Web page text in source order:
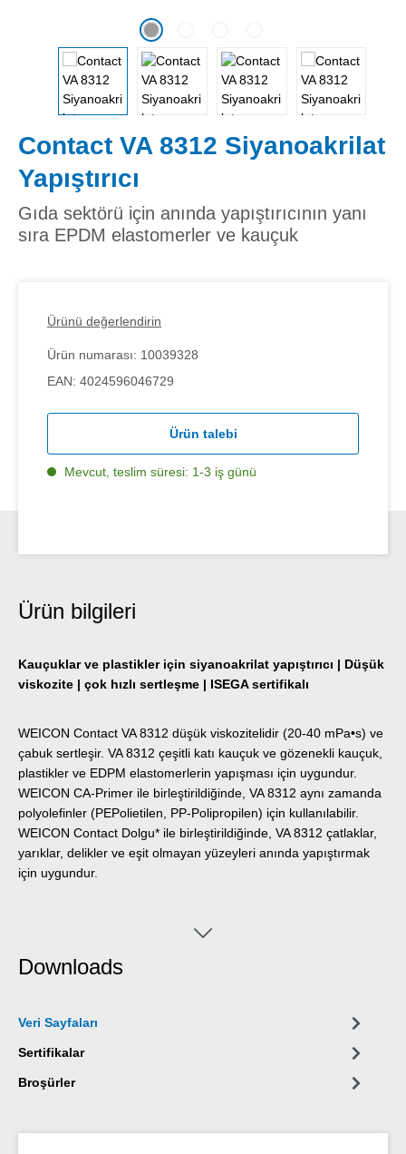
Contact VA 8312 Siyanoakrilat
Yapıştırıcı
Gıda sektörü için anında yapıştırıcının yanı
sıra EPDM elastomerler ve kauçuk
Ürünü değerlendirin
Ürün numarası: 10039328
EAN: 4024596046729
Ürün talebi
Mevcut, teslim süresi: 1-3 iş günü
Ürün bilgileri
Kauçuklar ve plastikler için siyanoakrilat yapıştırıcı | Düşük
viskozite | çok hızlı sertleşme | ISEGA sertifikalı
WEICON Contact VA 8312 düşük viskozitelidir (20-40 mPa•s) ve
çabuk sertleşir. VA 8312 çeşitli katı kauçuk ve gözenekli kauçuk,
plastikler ve EDPM elastomerlerin yapışması için uygundur.
WEICON CA-Primer ile birleştirildiğinde, VA 8312 aynı zamanda
polyolefinler (PEPolietilen, PP-Polipropilen) için kullanılabilir.
WEICON Contact Dolgu* ile birleştirildiğinde, VA 8312 çatlaklar,
yarıklar, delikler ve eşit olmayan yüzeyleri anında yapıştırmak
için uygundur.
Downloads
Veri Sayfaları
Sertifikalar
Broşürler